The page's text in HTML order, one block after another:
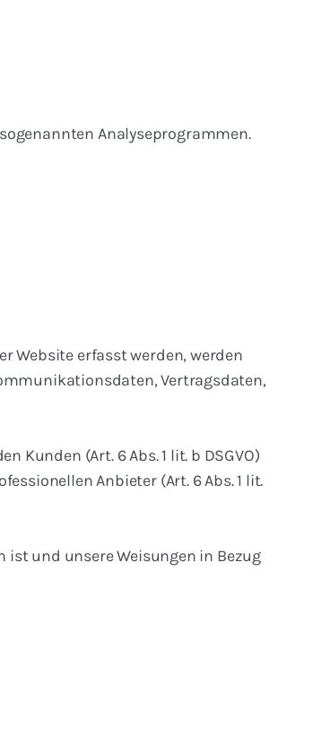
Analyseprogrammen.
Website erfasst werden, werden
Vertragsdaten,
(Art. 6 Abs. 1 lit. b DSGVO)
Anbieter (Art. 6 Abs. 1 lit.
und unsere Weisungen in Bezug